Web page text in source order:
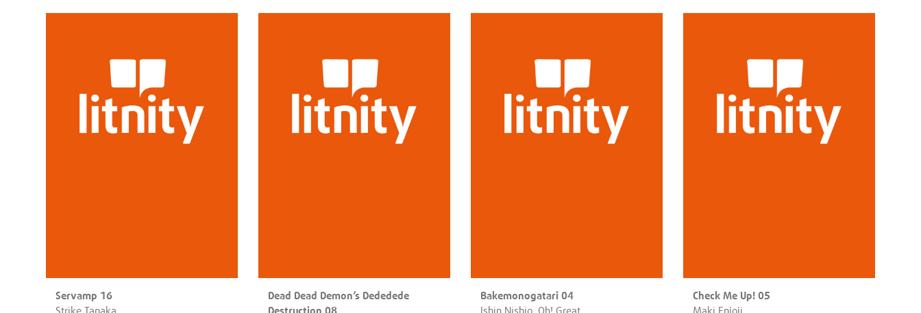
Servamp 16
Strike Tanaka
Dead Dead Demon’s Dededede
Destruction 08
Bakemonogatari 04
Ishin Nishio, Oh! Great
Check Me Up! 05
Maki Enjoji